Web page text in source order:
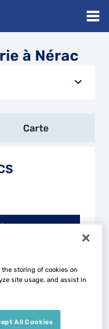
à Nérac
Carte
the storing of cookies on
site usage, and assist in
All Cookies